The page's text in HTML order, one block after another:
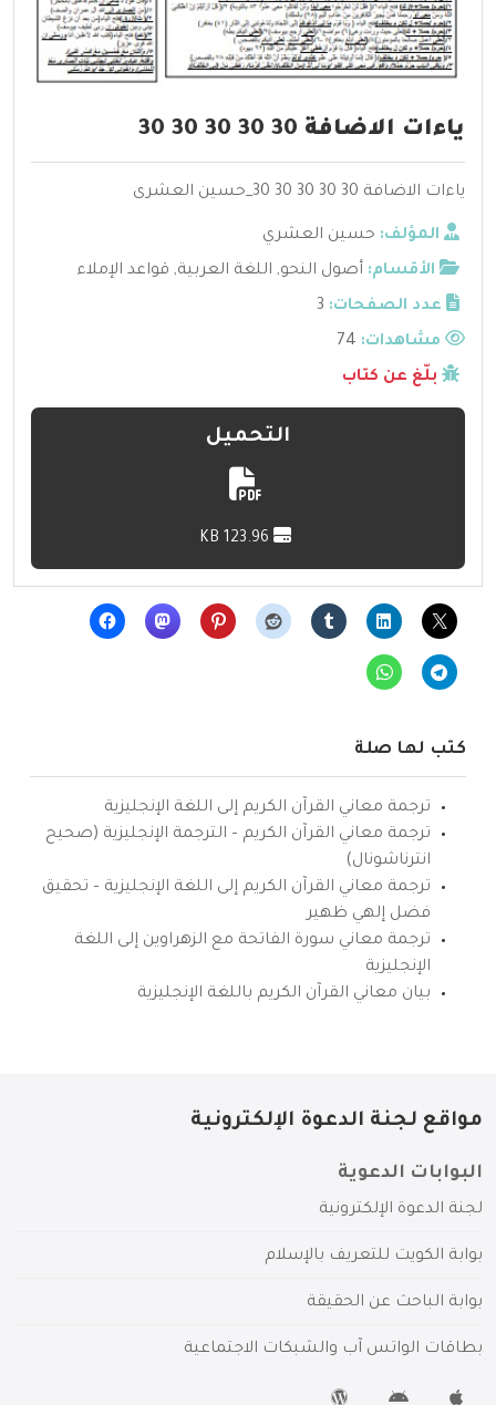
ياءات الاضافة 30 30 30 30 30
ياءات الاضافة 30 30 30 30 30_حسين العشرى
المؤلف: حسين العشري
الأقسام: أصول النحو, اللغة العربية, قواعد الإملاء
عدد الصفحات: 3
مشاهدات:
بلّغ عن كتاب
التحميل
كتب لها صلة
ترجمة معاني القرآن الكريم إلى اللغة الإنجليزية
ترجمة معاني القرآن الكريم – الترجمة الإنجليزية (صحيح
انترناشونال)
ترجمة معاني القرآن الكريم إلى اللغة الإنجليزية – تحقيق
فضل إلهي ظهير
ترجمة معاني سورة الفاتحة مع الزهراوين إلى اللغة
الإنجليزية
بيان معاني القرآن الكريم باللغة الإنجليزية
مواقع لجنة الدعوة الإلكترونية
البوابات الدعوية
لجنة الدعوة الإلكترونية
بوابة الكويت للتعريف بالإسلام
بوابة الباحث عن الحقيقة
بطاقات الواتس آب والشبكات الاجتماعية